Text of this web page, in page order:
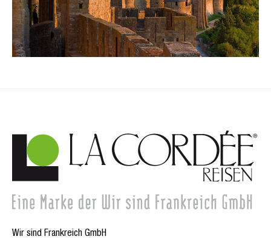
Wir sind Frankreich GmbH